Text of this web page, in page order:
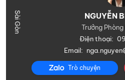
NGUYỄN
Trưởng
Điện thoại:
Email:
Trò chuyện